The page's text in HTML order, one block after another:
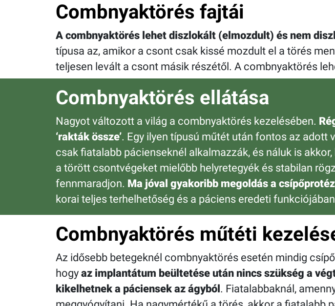
Combnyaktörés fajtái
A combnyaktörés lehet diszlokált (elmozdult) és nem
típusa az, amikor a csont csak kissé mozdult el a törés
teljesen levált a csont másik részétől. A combnyaktörés
Combnyaktörés ellátása
Nagyot változott a világ a combnyaktörés kezelésében.
‘rakták össze’. Egy ilyen típusú műtét után fontos az
csak fiatalabb pácienseknél alkalmazzák, és náluk is
a törött csontvégeket mielőbb helyretegyék és stabilan
fennmaradjon. Ma jóval gyakoribb megoldás a
korai teljes terhelhetőség és a páciens eredeti
Combnyaktörés műtéti
Az idősebb betegeknél combnyaktörés esetén mindig
hogy az implantátum beültetése után nincs szükség a
kikelhetnek a páciensek az ágyból. Fiatalabbaknál,